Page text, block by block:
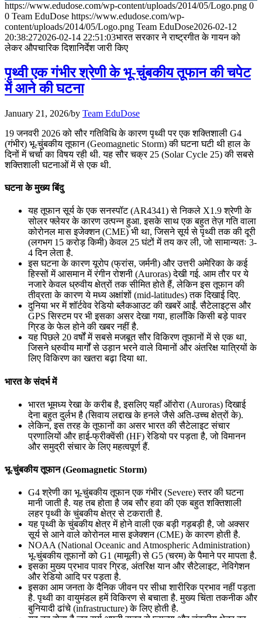
July 28, 2026
📝 डेली करेंट अफेयर्स: 25-27 जुलाई 2026
📝 डेली करेंट अफेयर्स: 22-24 जुलाई 2026
📝 डेली करेंट अफेयर्स: 19-21 जुलाई 2026
July 19, 2026
📝 डेली करेंट अफेयर्स: 16-18 जुलाई 2026
July 16, 2026
📝 डेली करेंट अफेयर्स: 13-15 जुलाई 2026
https://www.edudose.com/wp-content/uploads/2014/05/Logo.png 0
0 Team EduDose https://www.edudose.com/wp-
content/uploads/2014/05/Logo.png Team EduDose2026-02-12
20:38:272026-02-14 22:51:03भारत सरकार ने राष्ट्रगीत के गायन को
लेकर औपचारिक दिशानिर्देश जारी किए
पृथ्वी एक गंभीर श्रेणी के भू-चुंबकीय तूफान की चपेट
में आने की घटना
January 21, 2026/by Team EduDose
19 जनवरी 2026 को सौर गतिविधि के कारण पृथ्वी पर एक शक्तिशाली G4
(गंभीर) भू-चुंबकीय तूफान (Geomagnetic Storm) की घटना घटी थी हाल के
दिनों में चर्चा का विषय रही थी. यह सौर चक्र 25 (Solar Cycle 25) की सबसे
शक्तिशाली घटनाओं में से एक थी.
घटना के मुख्य बिंदु
यह तूफान सूर्य के एक सनस्पॉट (AR4341) से निकले X1.9 श्रेणी के
सोलर फ्लेयर के कारण उत्पन्न हुआ. इसके साथ एक बहुत तेज़ गति वाला
कोरोनल मास इजेक्शन (CME) भी था, जिसने सूर्य से पृथ्वी तक की दूरी
(लगभग 15 करोड़ किमी) केवल 25 घंटों में तय कर ली, जो सामान्यतः 3-
4 दिन लेता है.
इस घटना के कारण यूरोप (फ्रांस, जर्मनी) और उत्तरी अमेरिका के कई
हिस्सों में आसमान में रंगीन रोशनी (Auroras) देखी गई. आम तौर पर ये
नजारे केवल ध्रुवीय क्षेत्रों तक सीमित होते हैं, लेकिन इस तूफान की
तीव्रता के कारण ये मध्य अक्षांशों (mid-latitudes) तक दिखाई दिए.
दुनिया भर में शॉर्टवेव रेडियो ब्लैकआउट की खबरें आईं. सैटेलाइट्स और
GPS सिस्टम पर भी इसका असर देखा गया, हालाँकि किसी बड़े पावर
ग्रिड के फेल होने की खबर नहीं है.
यह पिछले 20 वर्षों में सबसे मजबूत सौर विकिरण तूफानों में से एक था,
जिसने ध्रुवीय मार्गों से उड़ान भरने वाले विमानों और अंतरिक्ष यात्रियों के
लिए विकिरण का खतरा बढ़ा दिया था.
भारत के संदर्भ में
भारत भूमध्य रेखा के करीब है, इसलिए यहाँ ऑरोरा (Auroras) दिखाई
देना बहुत दुर्लभ है (सिवाय लद्दाख के हनले जैसे अति-उच्च क्षेत्रों के).
लेकिन, इस तरह के तूफानों का असर भारत की सैटेलाइट संचार
प्रणालियों और हाई-फ्रीक्वेंसी (HF) रेडियो पर पड़ता है, जो विमानन
और समुद्री संचार के लिए महत्वपूर्ण हैं.
भू-चुंबकीय तूफान (Geomagnetic Storm)
G4 श्रेणी का भू-चुंबकीय तूफान एक गंभीर (Severe) स्तर की घटना
मानी जाती है. यह तब होता है जब सौर हवा की एक बहुत शक्तिशाली
लहर पृथ्वी के चुंबकीय क्षेत्र से टकराती है.
यह पृथ्वी के चुंबकीय क्षेत्र में होने वाली एक बड़ी गड़बड़ी है, जो अक्सर
सूर्य से आने वाले कोरोनल मास इजेक्शन (CME) के कारण होती है.
NOAA (National Oceanic and Atmospheric Administration)
भू-चुंबकीय तूफानों को G1 (मामूली) से G5 (चरम) के पैमाने पर मापता है.
इसका मुख्य प्रभाव पावर ग्रिड, अंतरिक्ष यान और सैटेलाइट, नेविगेशन
और रेडियो आदि पर पड़ता है.
इसका आम जनता के दैनिक जीवन पर सीधा शारीरिक प्रभाव नहीं पड़ता
है. पृथ्वी का वायुमंडल हमें विकिरण से बचाता है. मुख्य चिंता तकनीक और
बुनियादी ढांचे (infrastructure) के लिए होती है.